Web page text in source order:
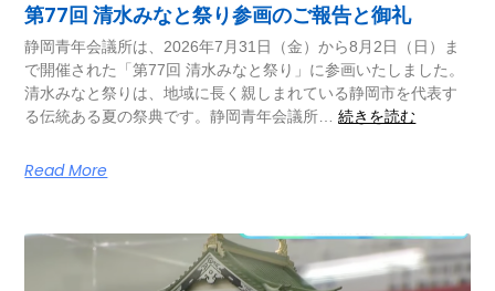
第77回 清水みなと祭り参画のご報告と御礼
静岡青年会議所は、2026年7月31日（金）から8月2日（日）ま
で開催された「第77回 清水みなと祭り」に参画いたしました。
清水みなと祭りは、地域に長く親しまれている静岡市を代表す
る伝統ある夏の祭典です。静岡青年会議所…続きを読む
Read More